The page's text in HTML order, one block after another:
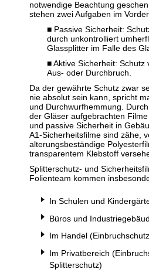
notwendige Beachtung
stehen zwei Aufgaben im
■ Passive Sicherheit:
durch unkontrolliert
Glassplitter im Falle des
■ Aktive Sicherheit: Schutz
Aus- oder Durchbruch.
Da der gewährte Schutz zwar
nie absolut sein kann, spricht
und Durchwurfhemmung.
der Gläser aufgebrachten
und passive Sicherheit in
A1-Sicherheitsfilme sind zähe,
alterungsbeständige
transparentem Klebstoff
Splitterschutz- und
Folienteam kommen
In Schulen und
Büros und
Im Handel
Im Privatbereich
Splitterschutz)